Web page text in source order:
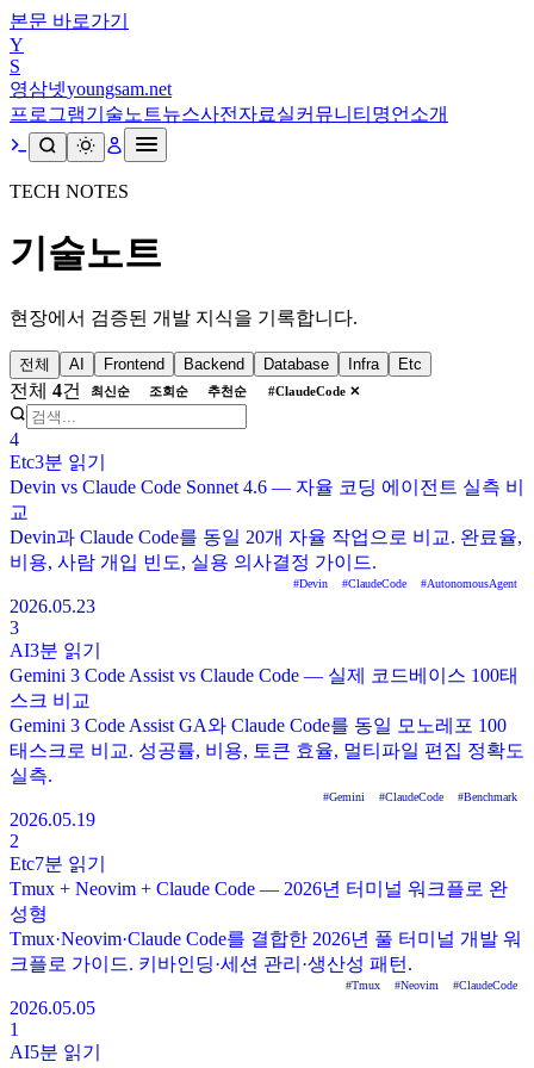
본문 바로가기
Y
S
영삼넷youngsam.net
프로그램기술노트뉴스사전 자료실커뮤니티 명언 소개
TECH NOTES
기술노트
현장에서 검증된 개발 지식을 기록합니다.
전체 AI Frontend Backend Database Infra Etc
전체 4건 최신순 조회순 추천순 #ClaudeCode ✕
4
Etc3분 읽기
Devin vs Claude Code Sonnet 4.6 — 자율 코딩 에이전트 실측 비
교
Devin과 Claude Code를 동일 20개 자율 작업으로 비교. 완료율,
비용, 사람 개입 빈도, 실용 의사결정 가이드.
#Devin #ClaudeCode #AutonomousAgent
2026.05.23
3
AI3분 읽기
Gemini 3 Code Assist vs Claude Code — 실제 코드베이스 100태
스크 비교
Gemini 3 Code Assist GA와 Claude Code를 동일 모노레포 100
태스크로 비교. 성공률, 비용, 토큰 효율, 멀티파일 편집 정확도
실측.
#Gemini #ClaudeCode #Benchmark
2026.05.19
2
Etc7분 읽기
Tmux + Neovim + Claude Code — 2026년 터미널 워크플로 완
성형
Tmux·Neovim·Claude Code를 결합한 2026년 풀 터미널 개발 워
크플로 가이드. 키바인딩·세션 관리·생산성 패턴.
#Tmux #Neovim #ClaudeCode
2026.05.05
1
AI5분 읽기